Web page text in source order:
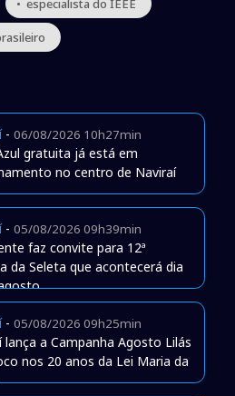
• especialista do IEEE
- 06/08/2026 10h27min
gratuita já está em
no centro de Naviraí
- 05/08/2026 09h39min
faz convite para 12ª
da Seleta que acontecerá dia
- 05/08/2026 09h25min
lança a Campanha Agosto Lilás
nos 20 anos da Lei Maria da